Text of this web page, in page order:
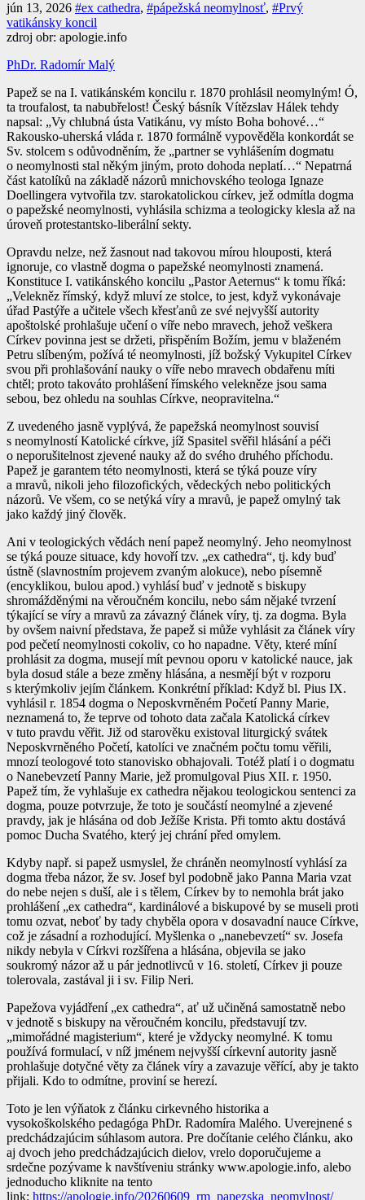
jún 13, 2026 #ex cathedra, #pápežská neomylnosť, #Prvý
vatikánsky koncil
zdroj obr: apologie.info
PhDr. Radomír Malý
Papež se na I. vatikánském koncilu r. 1870 prohlásil neomylným! Ó,
ta troufalost, ta nabubřelost! Český básník Vítězslav Hálek tehdy
napsal: „Vy chlubná ústa Vatikánu, vy místo Boha bohové…“
Rakousko-uherská vláda r. 1870 formálně vypověděla konkordát se
Sv. stolcem s odůvodněním, že „partner se vyhlášením dogmatu
o neomylnosti stal někým jiným, proto dohoda neplatí…“ Nepatrná
část katolíků na základě názorů mnichovského teologa Ignaze
Doellingera vytvořila tzv. starokatolickou církev, jež odmítla dogma
o papežské neomylnosti, vyhlásila schizma a teologicky klesla až na
úroveň protestantsko-liberální sekty.
Opravdu nelze, než žasnout nad takovou mírou hlouposti, která
ignoruje, co vlastně dogma o papežské neomylnosti znamená.
Konstituce I. vatikánského koncilu „Pastor Aeternus“ k tomu říká:
„Velekněz římský, když mluví ze stolce, to jest, když vykonávaje
úřad Pastýře a učitele všech křesťanů ze své nejvyšší autority
apoštolské prohlašuje učení o víře nebo mravech, jehož veškera
Církev povinna jest se držeti, přispěním Božím, jemu v blaženém
Petru slíbeným, požívá té neomylnosti, jíž božský Vykupitel Církev
svou při prohlašování nauky o víře nebo mravech obdařenu míti
chtěl; proto takováto prohlášení římského velekněze jsou sama
sebou, bez ohledu na souhlas Církve, neopravitelna.“
Z uvedeného jasně vyplývá, že papežská neomylnost souvisí
s neomylností Katolické církve, jíž Spasitel svěřil hlásání a péči
o neporušitelnost zjevené nauky až do svého druhého příchodu.
Papež je garantem této neomylnosti, která se týká pouze víry
a mravů, nikoli jeho filozofických, vědeckých nebo politických
názorů. Ve všem, co se netýká víry a mravů, je papež omylný tak
jako každý jiný člověk.
Ani v teologických vědách není papež neomylný. Jeho neomylnost
se týká pouze situace, kdy hovoří tzv. „ex cathedra“, tj. kdy buď
ústně (slavnostním projevem zvaným alokuce), nebo písemně
(encyklikou, bulou apod.) vyhlásí buď v jednotě s biskupy
shromážděnými na věroučném koncilu, nebo sám nějaké tvrzení
týkající se víry a mravů za závazný článek víry, tj. za dogma. Byla
by ovšem naivní představa, že papež si může vyhlásit za článek víry
pod pečetí neomylnosti cokoliv, co ho napadne. Věty, které míní
prohlásit za dogma, musejí mít pevnou oporu v katolické nauce, jak
byla dosud stále a beze změny hlásána, a nesmějí být v rozporu
s kterýmkoliv jejím článkem. Konkrétní příklad: Když bl. Pius IX.
vyhlásil r. 1854 dogma o Neposkvrněném Početí Panny Marie,
neznamená to, že teprve od tohoto data začala Katolická církev
v tuto pravdu věřit. Již od starověku existoval liturgický svátek
Neposkvrněného Početí, katolíci ve značném počtu tomu věřili,
mnozí teologové toto stanovisko obhajovali. Totéž platí i o dogmatu
o Nanebevzetí Panny Marie, jež promulgoval Pius XII. r. 1950.
Papež tím, že vyhlašuje ex cathedra nějakou teologickou sentenci za
dogma, pouze potvrzuje, že toto je součástí neomylné a zjevené
pravdy, jak je hlásána od dob Ježíše Krista. Při tomto aktu dostává
pomoc Ducha Svatého, který jej chrání před omylem.
Kdyby např. si papež usmyslel, že chráněn neomylností vyhlásí za
dogma třeba názor, že sv. Josef byl podobně jako Panna Maria vzat
do nebe nejen s duší, ale i s tělem, Církev by to nemohla brát jako
prohlášení „ex cathedra“, kardinálové a biskupové by se museli proti
tomu ozvat, neboť by tady chyběla opora v dosavadní nauce Církve,
což je zásadní a rozhodující. Myšlenka o „nanebevzetí“ sv. Josefa
nikdy nebyla v Církvi rozšířena a hlásána, objevila se jako
soukromý názor až u pár jednotlivců v 16. století, Církev ji pouze
tolerovala, zastával ji i sv. Filip Neri.
Papežova vyjádření „ex cathedra“, ať už učiněná samostatně nebo
v jednotě s biskupy na věroučném koncilu, představují tzv.
„mimořádné magisterium“, které je vždycky neomylné. K tomu
používá formulací, v níž jménem nejvyšší církevní autority jasně
prohlašuje dotyčné věty za článek víry a zavazuje věřící, aby je takto
přijali. Kdo to odmítne, proviní se herezí.
Toto je len výňatok z článku cirkevného historika a
vysokoškolského pedagóga PhDr. Radomíra Malého. Uverejnené s
predchádzajúcim súhlasom autora. Pre dočítanie celého článku, ako
aj dvoch jeho predchádzajúcich dielov, vrelo doporučujeme a
srdečne pozývame k navštíveniu stránky www.apologie.info, alebo
jednoducho kliknite na tento
link: https://apologie.info/20260609_rm_papezska_neomylnost/